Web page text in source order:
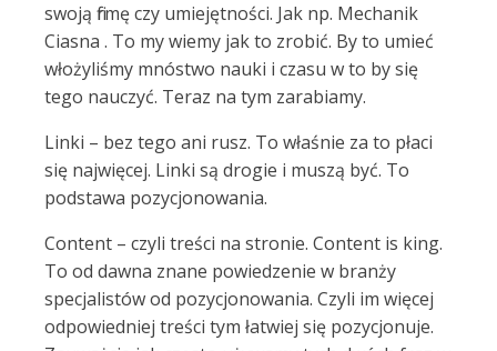
swoją firmę czy umiejętności. Jak np. Mechanik
Ciasna . To my wiemy jak to zrobić. By to umieć
włożyliśmy mnóstwo nauki i czasu w to by się
tego nauczyć. Teraz na tym zarabiamy.
Linki – bez tego ani rusz. To właśnie za to płaci
się najwięcej. Linki są drogie i muszą być. To
podstawa pozycjonowania.
Content – czyli treści na stronie. Content is king.
To od dawna znane powiedzenie w branży
specjalistów od pozycjonowania. Czyli im więcej
odpowiedniej treści tym łatwiej się pozycjonuje.